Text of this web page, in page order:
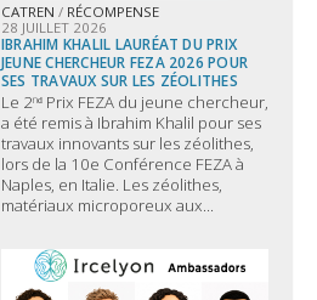
CATREN / RÉCOMPENSE
28 JUILLET 2026
IBRAHIM KHALIL LAURÉAT DU PRIX
JEUNE CHERCHEUR FEZA 2026 POUR
SES TRAVAUX SUR LES ZÉOLITHES
Le 2ⁿᵈ Prix FEZA du jeune chercheur,
a été remis à Ibrahim Khalil pour ses
travaux innovants sur les zéolithes,
lors de la 10e Conférence FEZA à
Naples, en Italie. Les zéolithes,
matériaux microporeux aux...